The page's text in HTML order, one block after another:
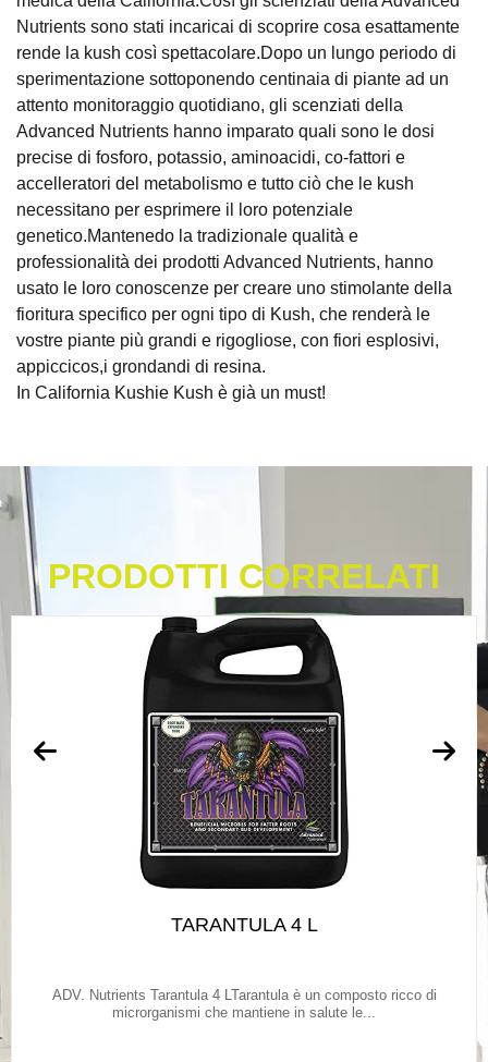
Nutrients sono stati incaricai di scoprire cosa esattamente
rende la kush così spettacolare.Dopo un lungo periodo di
sperimentazione sottoponendo centinaia di piante ad un
attento monitoraggio quotidiano, gli scenziati della
Advanced Nutrients hanno imparato quali sono le dosi
precise di fosforo, potassio, aminoacidi, co-fattori e
accelleratori del metabolismo e tutto ciò che le kush
necessitano per esprimere il loro potenziale
genetico.Mantenedo la tradizionale qualità e
professionalità dei prodotti Advanced Nutrients, hanno
usato le loro conoscenze per creare uno stimolante della
fioritura specifico per ogni tipo di Kush, che renderà le
vostre piante più grandi e rigogliose, con fiori esplosivi,
appiccicos,i grondandi di resina.
In California Kushie Kush è già un must!
PRODOTTI CORRELATI
TARANTULA 4 L
ADV. Nutrients Tarantula 4 LTarantula è un composto ricco di
microrganismi che mantiene in salute le...